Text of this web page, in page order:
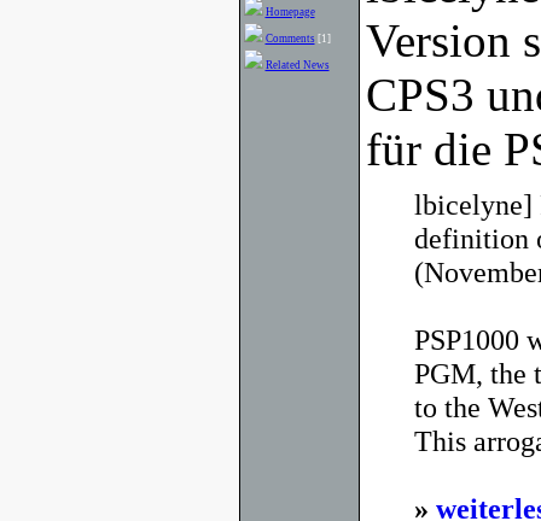
Homepage
Comments [1]
Related News
Version
CPS3
für die
lbicelyne]
definition
PSP1000
PGM, the
to the
This
»